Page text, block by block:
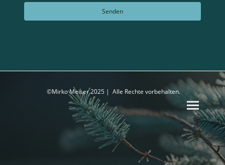
Senden
©Mirko Meiser 2025 | Alle Rechte vorbehalten.